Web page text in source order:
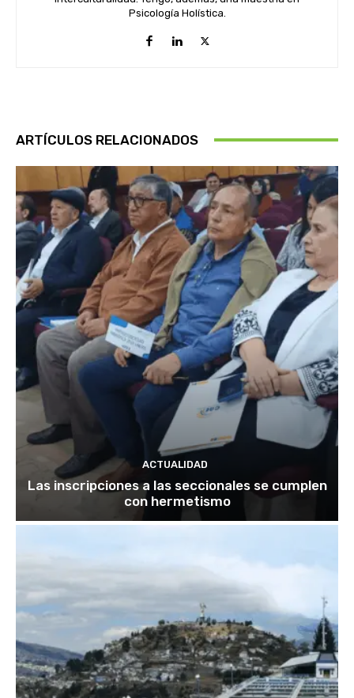
Psicología Holística.
ARTÍCULOS RELACIONADOS
ACTUALIDAD
Las inscripciones a las seccionales se cumplen
con hermetismo